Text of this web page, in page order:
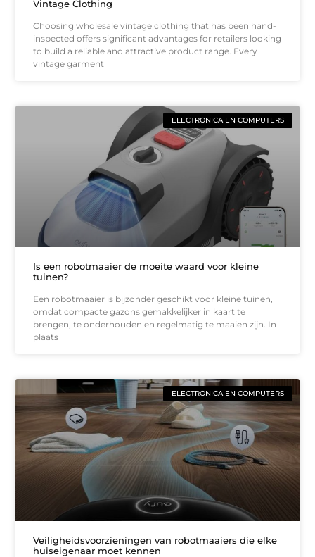
Vintage Clothing
Choosing wholesale vintage clothing that has been hand-
inspected offers significant advantages for retailers looking
to build a reliable and attractive product range. Every
vintage garment
ELECTRONICA EN COMPUTERS
Is een robotmaaier de moeite waard voor kleine
tuinen?
Een robotmaaier is bijzonder geschikt voor kleine tuinen,
omdat compacte gazons gemakkelijker in kaart te
brengen, te onderhouden en regelmatig te maaien zijn. In
plaats
ELECTRONICA EN COMPUTERS
Veiligheidsvoorzieningen van robotmaaiers die elke
huiseigenaar moet kennen